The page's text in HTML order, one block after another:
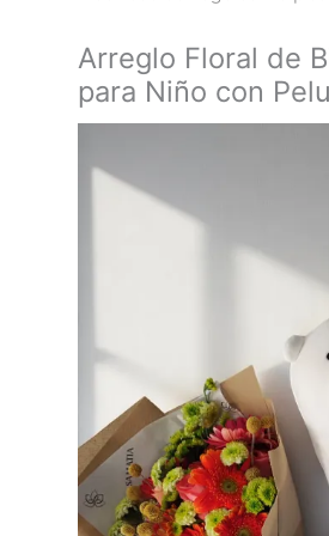
Arreglo Floral de
para Niño con